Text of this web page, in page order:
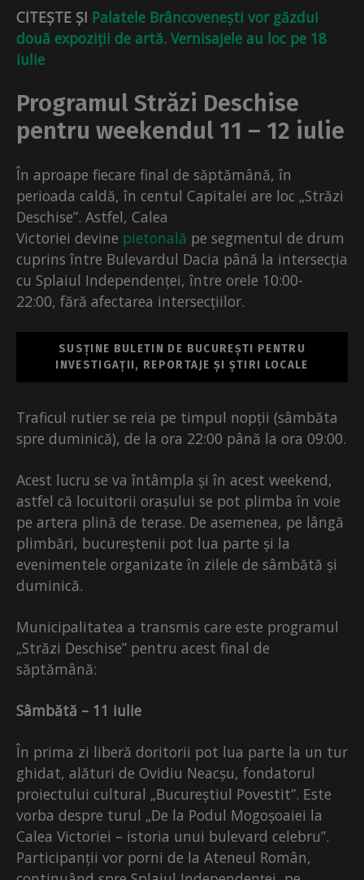
CITEȘTE ȘI Palatele Brâncovenești vor găzdui
două expoziții de artă. Vernisajele au loc pe 18
iulie
Programul Străzi Deschise
pentru weekendul 11 – 12 iulie
În aproape fiecare final de săptămână, în
perioada caldă, în centul Capitalei are loc „Străzi
Deschise”. Astfel, Calea
Victoriei devine pietonală pe segmentul de drum
cuprins între Bulevardul Dacia până la intersecția
cu Splaiul Independenței, între orele 10:00-
22:00, fără afectarea intersecțiilor.
SUSȚINE BULETIN DE BUCUREȘTI PENTRU
INVESTIGAȚII, REPORTAJE ȘI ȘTIRI LOCALE
Traficul rutier se reia pe timpul nopții (sâmbăta
spre duminică), de la ora 22:00 până la ora 09:00.
Acest lucru se va întâmpla și în acest weekend,
astfel că locuitorii orașului se pot plimba în voie
pe artera plină de terase. De asemenea, pe lângă
plimbări, bucureștenii pot lua parte și la
evenimentele organizate în zilele de sâmbătă și
duminică.
Municipalitatea a transmis care este programul
„Străzi Deschise” pentru acest final de
săptămână:
Sâmbătă – 11 iulie
În prima zi liberă doritorii pot lua parte la un tur
ghidat, alături de Ovidiu Neacșu, fondatorul
proiectului cultural „Bucureștiul Povestit”. Este
vorba despre turul „De la Podul Mogoșoaiei la
Calea Victoriei – istoria unui bulevard celebru”.
Participanții vor porni de la Ateneul Român,